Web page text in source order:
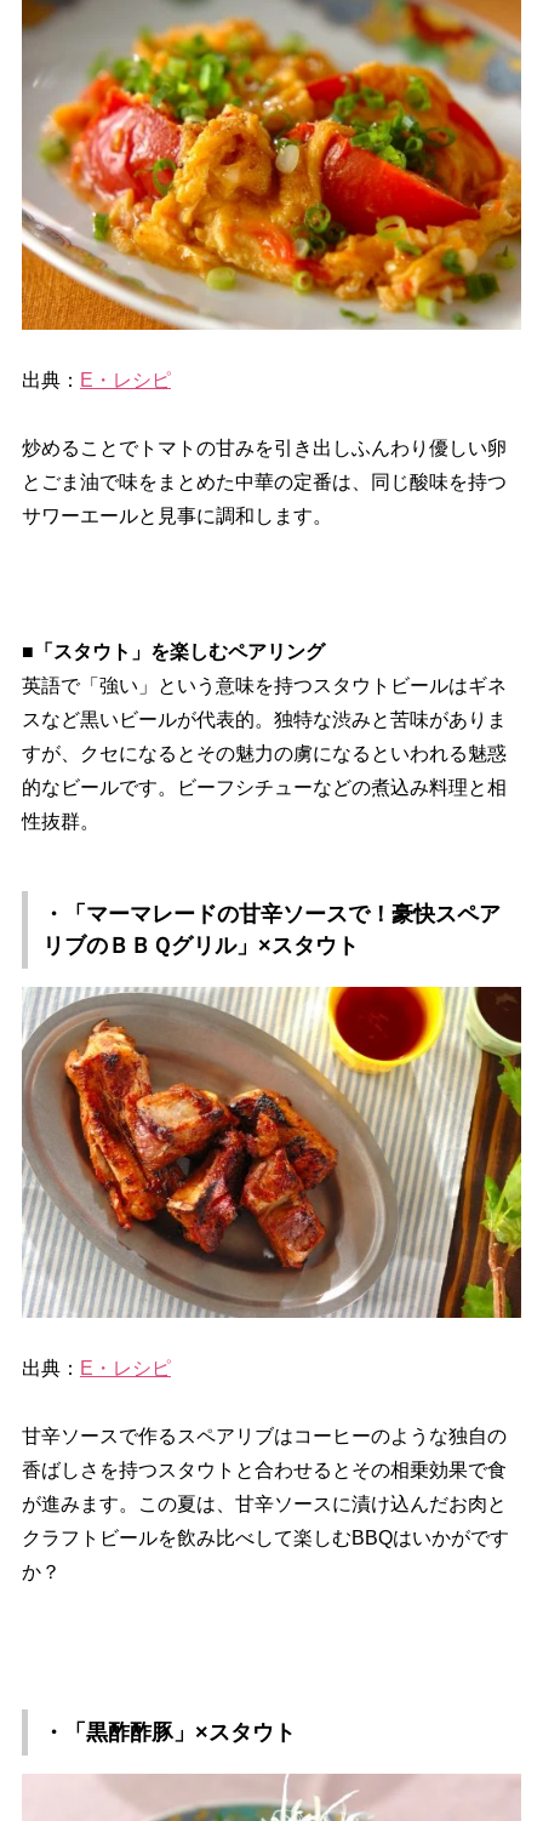
出典： E・レシピ
炒めることでトマトの甘みを引き出しふんわり優しい卵
とごま油で味をまとめた中華の定番は、同じ酸味を持つ
サワーエールと見事に調和します。
■「スタウト」を楽しむペアリング
英語で「強い」という意味を持つスタウトビールはギネ
スなど黒いビールが代表的。独特な渋みと苦味がありま
すが、クセになるとその魅力の虜になるといわれる魅惑
的なビールです。ビーフシチューなどの煮込み料理と相
性抜群。
・「マーマレードの甘辛ソースで！豪快スペア
リブのＢＢＱグリル」×スタウト
出典： E・レシピ
甘辛ソースで作るスペアリブはコーヒーのような独自の
香ばしさを持つスタウトと合わせるとその相乗効果で食
が進みます。この夏は、甘辛ソースに漬け込んだお肉と
クラフトビールを飲み比べして楽しむBBQはいかがです
か？
・「黒酢酢豚」×スタウト